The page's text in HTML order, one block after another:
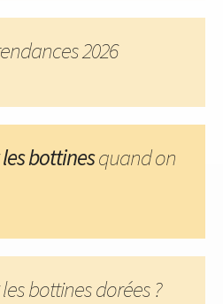
2026
bottinesquand on
les bottines dorées ?